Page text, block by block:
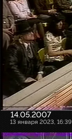
14.05.2007
13 января 2023, 16:39